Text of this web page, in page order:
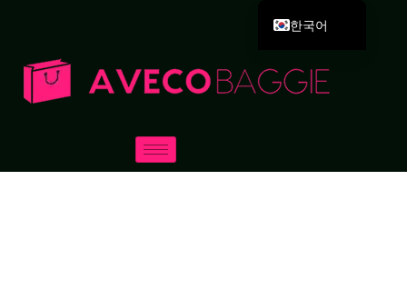
한국어
Deutsch
Русский